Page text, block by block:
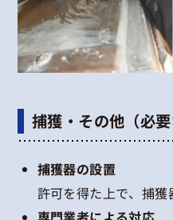
捕獲・その他（必要
捕獲器の設置
許可を得た上で、捕